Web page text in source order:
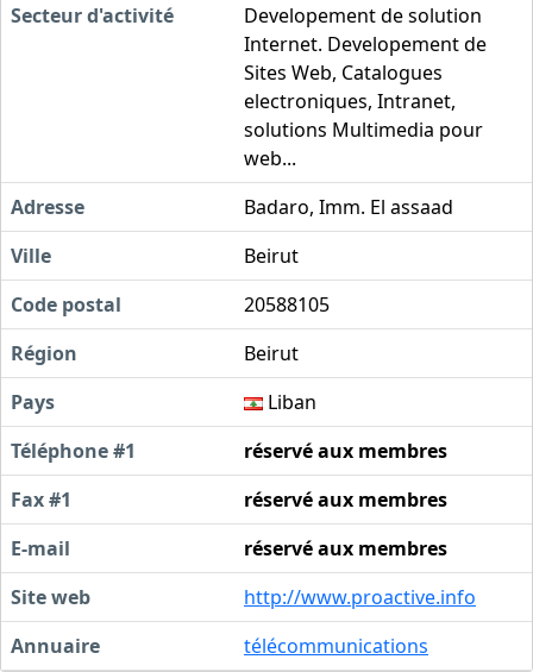
Secteur d'activité
Developement de solution
Internet. Developement de
Sites Web, Catalogues
electroniques, Intranet,
solutions Multimedia pour
web...
Adresse
Badaro, Imm. El assaad
Ville
Beirut
Code postal
20588105
Région
Beirut
Pays
Liban
Téléphone #1
réservé aux membres
Fax #1
réservé aux membres
E-mail
réservé aux membres
Site web
http://www.proactive.info
Annuaire
télécommunications